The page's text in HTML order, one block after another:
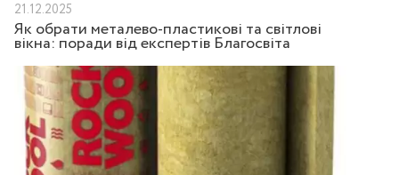
21.12.2025
Як обрати металево-пластикові та світлові
вікна: поради від експертів Благосвіта